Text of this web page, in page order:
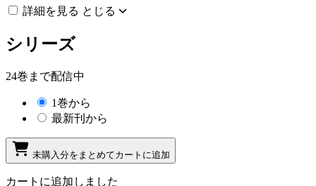
詳細を見る とじる
シリーズ
24巻まで配信中
1巻から
最新刊から
未購入分をまとめてカートに追加
カートに追加しました